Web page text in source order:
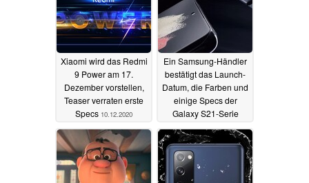
Xiaomi wird das Redmi
9 Power am 17.
Dezember vorstellen,
Teaser verraten erste
Specs 10.12.2020
Ein Samsung-Händler
bestätigt das Launch-
Datum, die Farben und
einige Specs der
Galaxy S21-Serie
10.12.2020